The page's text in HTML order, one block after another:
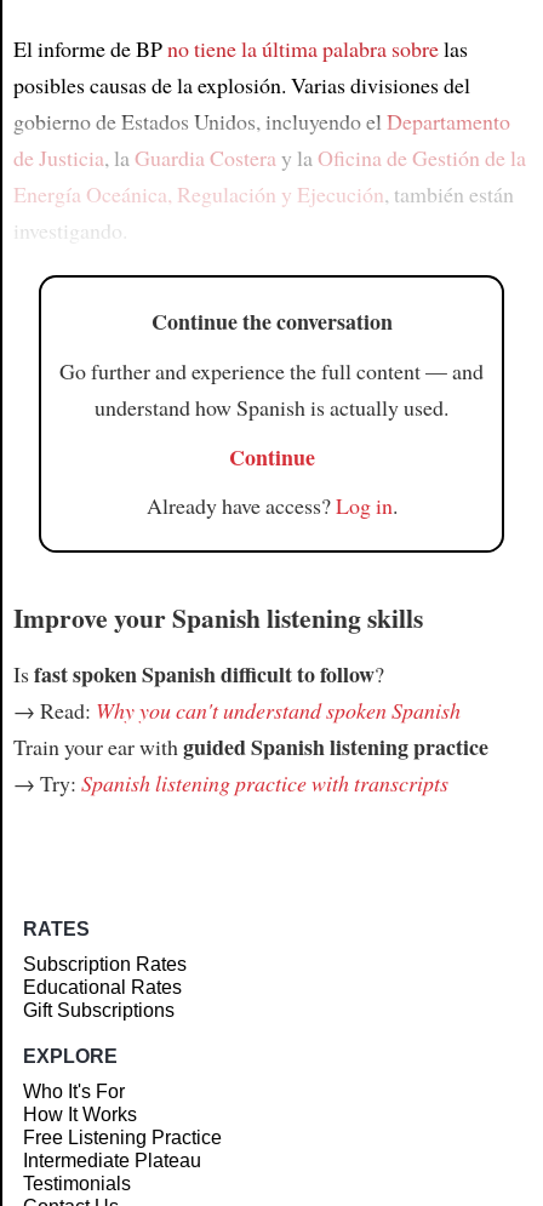
El informe de BPno tiene la última palabra sobrelas
posibles causas de la explosión. Varias divisiones del
gobierno de Estados Unidos, incluyendo el Departamento
de Justicia, laGuardia Costeray laOficina de Gestión de la
Energía Oceánica, Regulación y Ejecución, también están
investigando.
Continue the conversation
Go further and experience the full content — and
understand how Spanish is actually used.
Continue
Already have access?Log in.
Improve your Spanish listening skills
Isfast spoken Spanish difficult to follow?
→ Read: Why you can't understand spoken Spanish
Train your ear with guided Spanish listening practice
→ Try: Spanish listening practice with transcripts
RATES
Subscription Rates
Educational Rates
Gift Subscriptions
EXPLORE
Who It's For
How It Works
Free Listening Practice
Intermediate Plateau
Testimonials